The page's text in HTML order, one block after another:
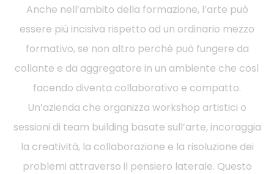
Anche nell’ambito della formazione, l’arte può
essere più incisiva rispetto ad un ordinario mezzo
formativo, se non altro perché può fungere da
collante e da aggregatore in un ambiente che così
facendo diventa collaborativo e compatto.
Un’azienda che organizza workshop artistici o
sessioni di team building basate sull’arte, incoraggia
la creatività, la collaborazione e la risoluzione dei
problemi attraverso il pensiero laterale. Questo